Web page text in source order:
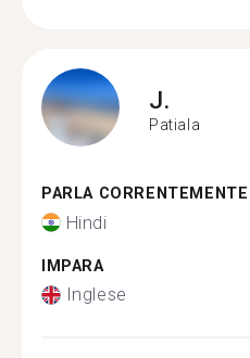
J.
Patiala
PARLA CORRENTEMENTE
Hindi
IMPARA
Inglese